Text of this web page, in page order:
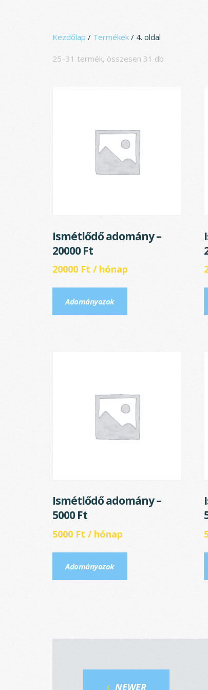
Kezdőlap / Termékek / 4. oldal
25–31 termék, összesen 31 db
Ismétlődő adomány –
20000 Ft
20000 Ft / hónap
Adományozok
Ismétlődő adomány –
5000 Ft
5000 Ft / hónap
Adományozok
NEWER